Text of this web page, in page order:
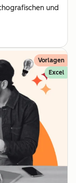
und
Vorlagen
Excel